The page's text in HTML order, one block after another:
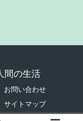
間の生活
お問い合わせ
サイトマップ